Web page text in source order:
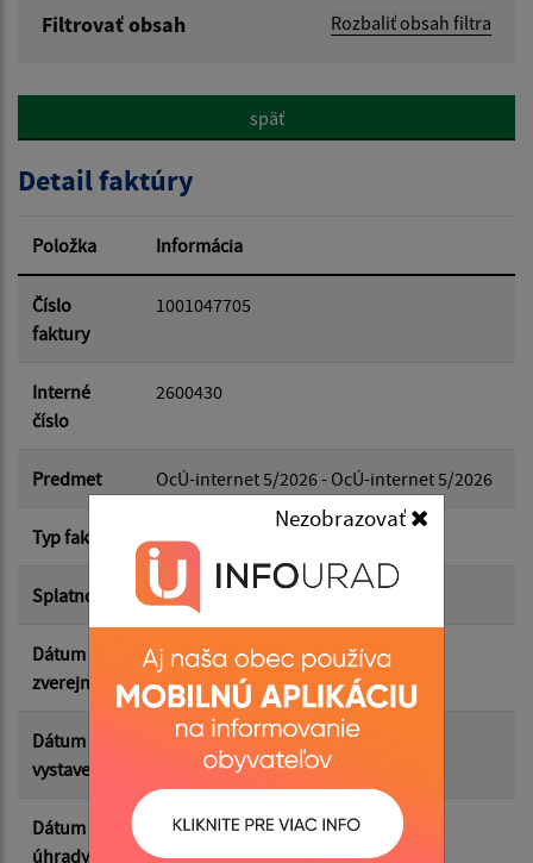
Nezobrazovať
Filtrovať obsah
Rozbaliť obsah filtra
Hľadať v:
Dátum od:
Dátum do:
Suma od:
Suma do:
Filtrovať Reset
späť
Detail faktúry
Položka Informácia
Číslo
faktury
1001047705
Interné
číslo
2600430
Predmet OcÚ-internet 5/2026 - OcÚ-internet 5/2026
Typ faktúry dodávateľská
Splatnosť 25.05.2026
Dátum
zverejnenia
13.05.2026
Dátum
vystavenia
11.05.2026
Dátum
úhrady
14.05.2026